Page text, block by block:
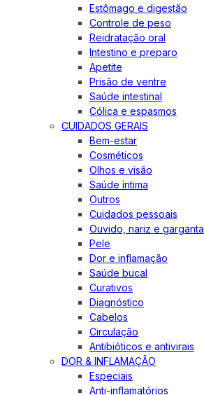
Estômago e digestão
Controle de peso
Reidratação oral
Intestino e preparo
Apetite
Prisão de ventre
Saúde intestinal
Cólica e espasmos
CUIDADOS GERAIS
Bem-estar
Cosméticos
Olhos e visão
Saúde íntima
Outros
Cuidados pessoais
Ouvido, nariz e garganta
Pele
Dor e inflamação
Saúde bucal
Curativos
Diagnóstico
Cabelos
Circulação
Antibióticos e antivirais
DOR & INFLAMAÇÃO
Especiais
Anti-inflamatórios